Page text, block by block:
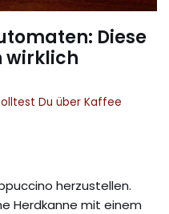
Diese
wirklich
Du über Kaffee
herzustellen.
Herdkanne mit einem